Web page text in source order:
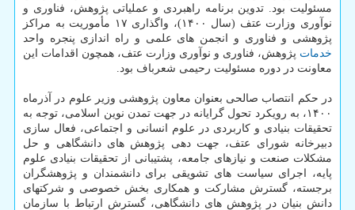
مسئولیت بود. تدوین برنامه راهبردی و عملیاتی پژوهش، فناوری و
نوآوری وزارت عتف (سال ۱۴۰۰)، واگذاری ۱۷ مأموریت به مراکز
پژوهشی و فناوری و انجمن های علمی و راه اندازی پنجره واحد
خدمات پژوهش، فناوری و نوآوری وزارت عتف، همچون اقدامات این
معاونت در دوره مسئولیت رحیمی شعرباف بود.
در حکم انتصاب صالحی بعنوان معاون پژوهشی وزیر علوم در آذرماه
۱۴۰۰، به رویکرد تحول گرایانه در جهت تمدن نوین اسلامی، توجه به
تحقیقات بنیادی و کاربردی در علوم انسانی و اجتماعی، فعال سازی
دبیرخانه شورای عتف، جهت دهی پژوهش های دانشگاهی و حل
مشکلات صنعت و نیازهای جامعه، پشتیبانی از تحقیقات بنیادی علوم
پایه، اجرای سیاست های تشویقی برای دانشمندان و پژوهشگران
برجسته، گسترش مشارکت و همکاری بخش خصوصی و شرکتهای
دانش بنیان در پژوهش های دانشگاهی، گسترش ارتباط با سازمان